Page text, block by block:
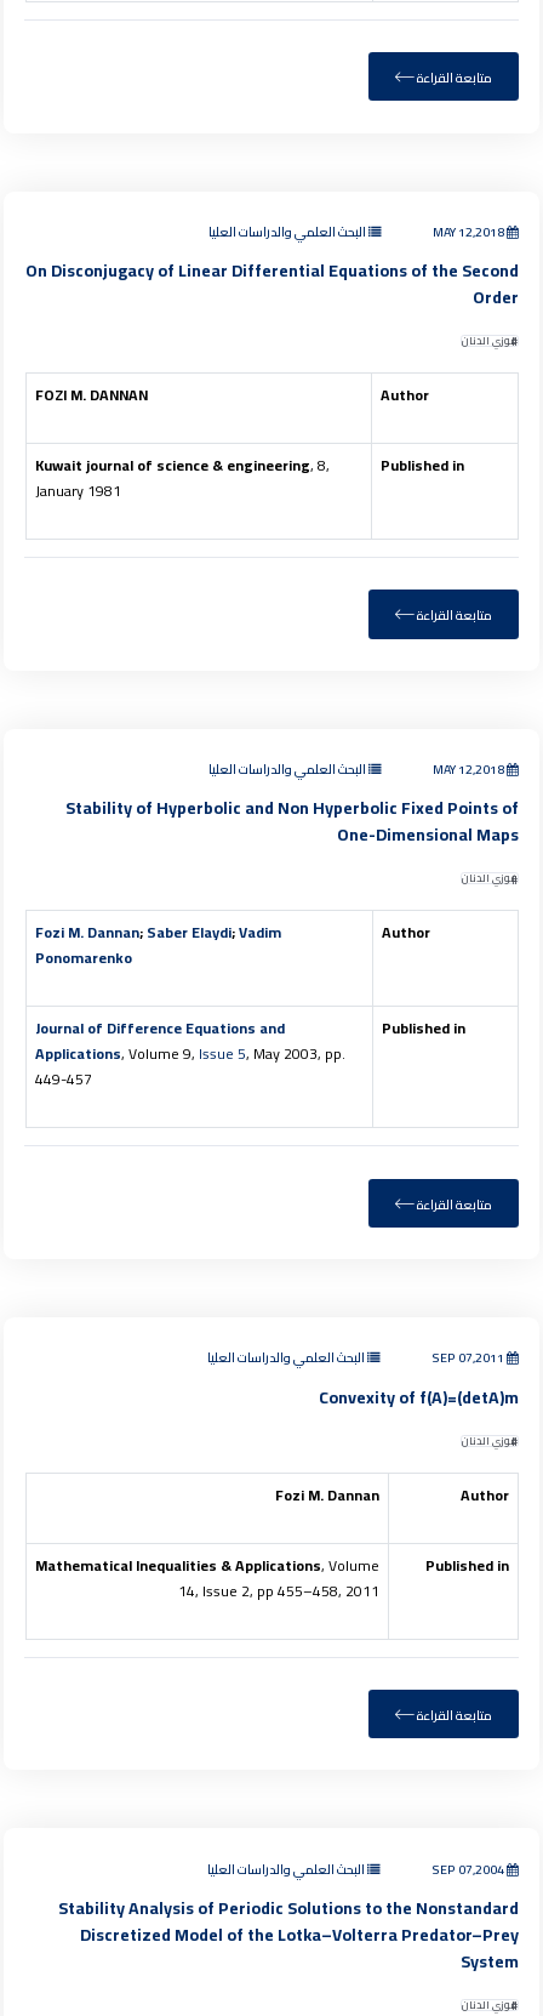
متابعة القراءة
MAY 12,2018 البحث العلمي والدراسات العليا
On Disconjugacy of Linear Differential Equations of the Second
Order
فوزي الدنان
Author
FOZI M. DANNAN
Published in
Kuwait journal of science & engineering, 8,
January 1981
متابعة القراءة
MAY 12,2018 البحث العلمي والدراسات العليا
Stability of Hyperbolic and Non Hyperbolic Fixed Points of
One-Dimensional Maps
فوزي الدنان
Author
Fozi M. Dannan;Saber Elaydi;Vadim
Ponomarenko
Published in
Journal of Difference Equations and
Applications, Volume 9, Issue 5, May 2003, pp.
449-457
متابعة القراءة
البحث العلمي والدراسات العليا
Convexity of f(A)=(detA)m
فوزي الدنان
Author
Fozi M. Dannan
Published in
Mathematical Inequalities & Applications, Volume
14, Issue 2, pp 455–458, 2011
متابعة القراءة
SEP 07,2004 البحث العلمي والدراسات العليا
Stability Analysis of Periodic Solutions to the Nonstandard
Discretized Model of the Lotka–Volterra Predator–Prey
System
فوزي الدنان